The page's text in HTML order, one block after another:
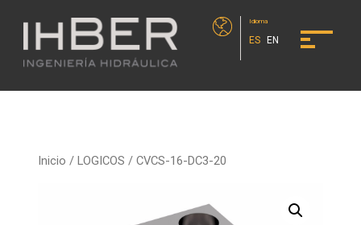
Idioma
ES EN
Inicio /LOGICOS / CVCS-16-DC3-20